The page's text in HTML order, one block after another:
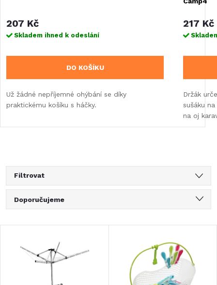
207 Kč
Skladem ihned k odeslání
DO KOŠÍKU
Už žádné nepříjemné ohýbání se díky
praktickému košíku s háčky.
217 Kč
Držák
sušáku
na oj
Filtrovat
Ř
a
Doporučujeme
Nejprodávanější